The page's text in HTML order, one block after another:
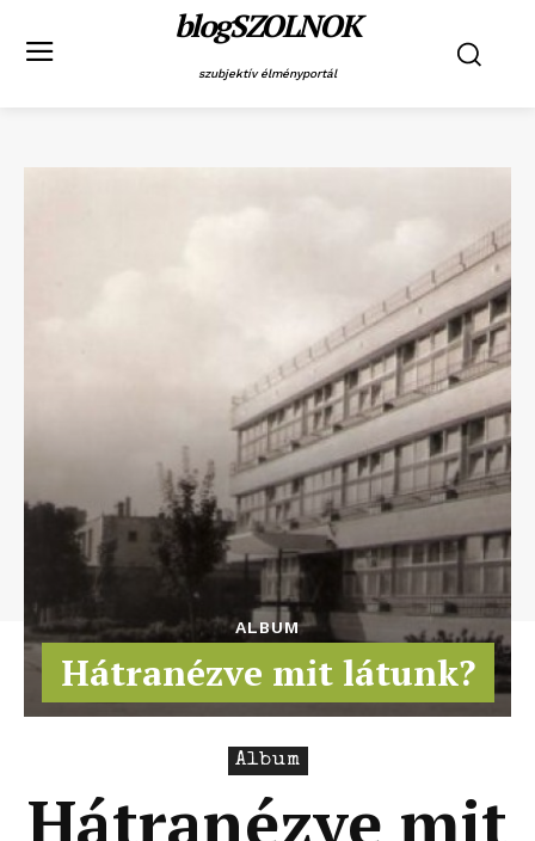
blogSZOLNOK
szubjektív élményportál
ALBUM
Hátranézve mit látunk?
Album
Hátranézve mit